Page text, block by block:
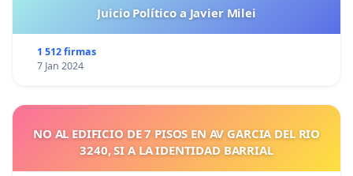
Juicio Político a Javier Milei
1 512 firmas
7 Jan 2024
NO AL EDIFICIO DE 7 PISOS EN AV GARCIA DEL RIO
3240, SI A LA IDENTIDAD BARRIAL